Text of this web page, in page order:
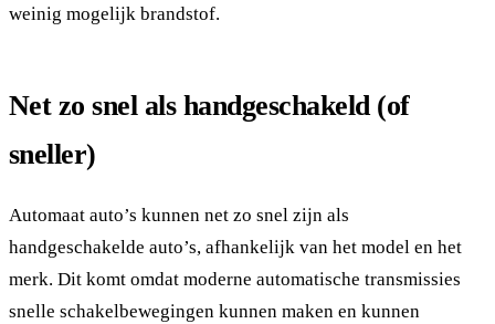
weinig mogelijk brandstof.
Net zo snel als handgeschakeld (of
sneller)
Automaat auto’s kunnen net zo snel zijn als
handgeschakelde auto’s, afhankelijk van het model en het
merk. Dit komt omdat moderne automatische transmissies
snelle schakelbewegingen kunnen maken en kunnen